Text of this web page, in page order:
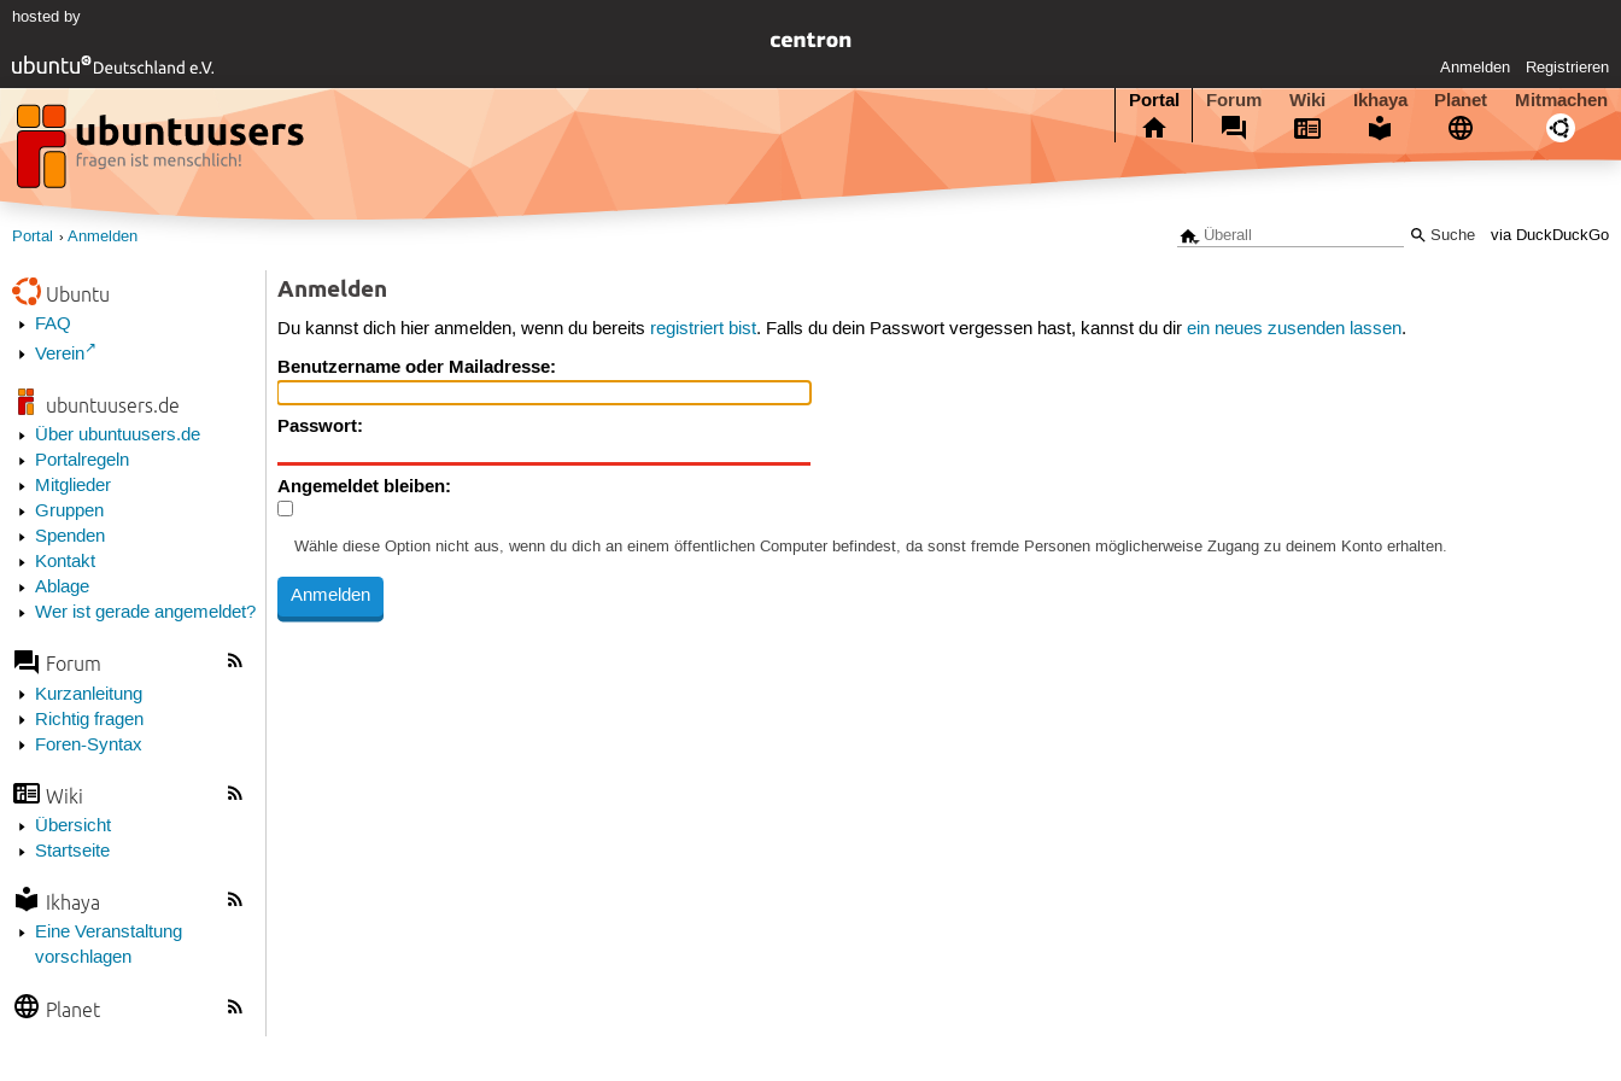
hosted by
Anmelden Registrieren
Portal Forum Wiki Ikhaya Planet Mitmachen
via DuckDuckGo
Portal Anmelden
Ubuntu
FAQ
Verein
ubuntuusers.de
Über ubuntuusers.de
Portalregeln
Mitglieder
Gruppen
Spenden
Kontakt
Ablage
Wer ist gerade angemeldet?
Forum
Kurzanleitung
Richtig fragen
Foren-Syntax
Wiki
Übersicht
Startseite
Ikhaya
Eine Veranstaltung
vorschlagen
Planet
Anmelden
Du kannst dich hier anmelden, wenn du bereits registriert bist. Falls du dein Passwort vergessen hast, kannst du direin neues zusenden lassen.
Benutzername oder Mailadresse:
Passwort:
Angemeldet bleiben:
Wähle diese Option nicht aus, wenn du dich an einem öffentlichen Computer befindest, da sonst fremde Personen möglicherweise Zugang zu deinem Konto erhalten.